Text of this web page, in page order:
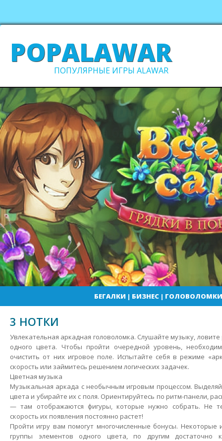
POPALAWAR
ПОПУЛЯРНЫЕ ИГРЫ ALAWAR
БЕГАЛКИ | БИЗНЕС| ГОЛОВОЛОМКИ
3 НОТКИ
Увлекательная аркадная головоломка. Слушайте музыку,
одного цвета. Чтобы пройти очередной уровень,
очистить от них игровое поле. Испытайте себя в режиме
скорость или займитесь решением логических задачек.
Цветная музыка
Музыкальная аркада с необычным игровым процессом.
цвета и убирайте их с поля. Ориентируйтесь по ритм-панели,
— там отображаются фигуры, которые нужно собрать. Не
скорость их появления постоянно растет!
Пройти игру вам помогут многочисленные бонусы. Некоторые
группы элементов одного цвета, по другим достаточно